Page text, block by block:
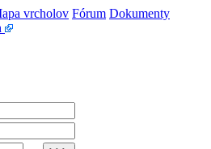
vrcholov Fórum Dokumenty